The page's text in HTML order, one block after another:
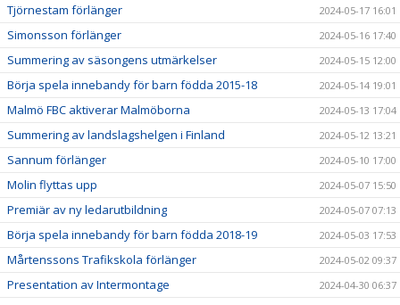
Tjörnestam förlänger 2024-05-17 16:01
Simonsson förlänger 2024-05-16 17:40
Summering av säsongens utmärkelser 2024-05-15 12:00
Börja spela innebandy för barn födda 2015-18 2024-05-14 19:01
Malmö FBC aktiverar Malmöborna 2024-05-13 17:04
Summering av landslagshelgen i Finland 2024-05-12 13:21
Sannum förlänger 2024-05-10 17:00
Molin flyttas upp 2024-05-07 15:50
Premiär av ny ledarutbildning 2024-05-07 07:13
Börja spela innebandy för barn födda 2018-19 2024-05-03 17:53
Mårtenssons Trafikskola förlänger 2024-05-02 09:37
Presentation av Intermontage 2024-04-30 06:37